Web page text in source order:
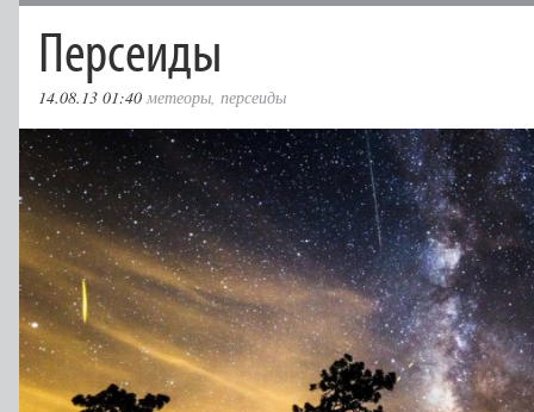
Персеиды
14.08.13 01:40 метеоры, персеиды